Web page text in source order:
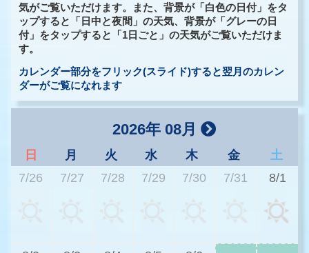
気がご覧いただけます。また、背景が「白色の日付」をタ
ップすると「日中と夜間」の天気、背景が「グレーの日
付」をタップすると「1日ごと」の天気がご覧いただけま
す。
カレンダー部分をフリック(スライド)すると翌月のカレン
ダーがご覧になれます
2026年 08月
日 月 火 水 木 金
土
7/26
7/27 7/28 7/29 7/30 7/31 8/1